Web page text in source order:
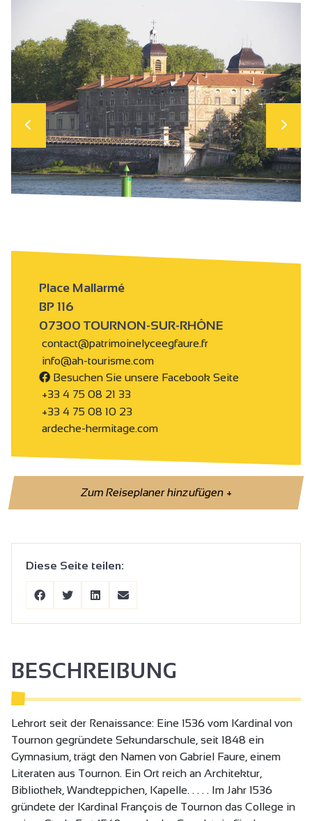
Place Mallarmé
BP 116
07300 TOURNON-SUR-RHÔNE
contact@patrimoinelyceegfaure.fr
info@ah-tourisme.com
Besuchen Sie unsere Facebook Seite
+33 4 75 08 21 33
+33 4 75 08 10 23
ardeche-hermitage.com
Zum Reiseplaner hinzufügen+
Diese Seite teilen:
BESCHREIBUNG
Lehrort seit der Renaissance: Eine 1536 vom Kardinal von
Tournon gegründete Sekundarschule, seit 1848 ein
Gymnasium, trägt den Namen von Gabriel Faure, einem
Literaten aus Tournon. Ein Ort reich an Architektur,
Bibliothek, Wandteppichen, Kapelle. . . . . Im Jahr 1536
gründete der Kardinal François de Tournon das College in